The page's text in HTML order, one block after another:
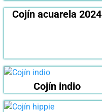
Cojín acuarela 2024
Cojín indio